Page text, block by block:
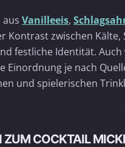
Vanilleeis,
Kontrast zwischen
festliche Identität.
je nach
und spielerischen
ZUM COCKTAIL